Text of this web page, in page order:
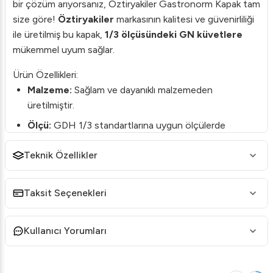
bir çözüm arıyorsanız, Öztiryakiler Gastronorm Kapak tam
size göre! Öztiryakiler markasının kalitesi ve güvenirliliği
ile üretilmiş bu kapak, 1/3 ölçüsündeki GN küvetlere
mükemmel uyum sağlar.
Ürün Özellikleri:
Malzeme: Sağlam ve dayanıklı malzemeden
üretilmiştir.
Ölçü: GDH 1/3 standartlarına uygun ölçülerde
üretilmiştir.
Tasarım:Saplı tasarım sayesinde kolaylıkla taşınabilir
ve kullanılabilir.
Uyumluluk:1/3 Gastronorm küvetlerle tam uyum
sağlar.
Neden Öztiryakiler Gastronorm Kapak?
Teknik Özellikler
Taksit Seçenekleri
Kullanıcı Yorumları